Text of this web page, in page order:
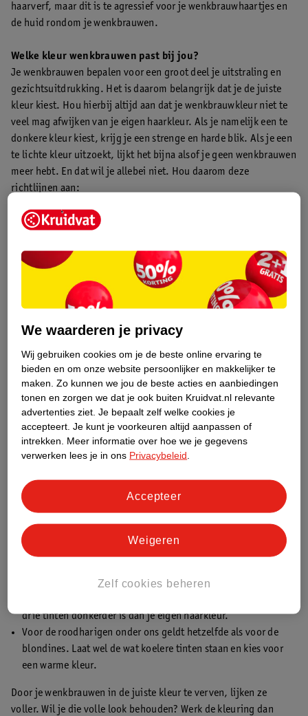
haarverf, maar dit is te agressief voor je wenkbrauwhaartjes en
de huid rondom je wenkbrauwen.
Welke kleur wenkbrauwen past bij jou?
Je wenkbrauwen bepalen voor een groot deel je uitstraling en
gezichtsuitdrukking. Het is daarom belangrijk dat je de juiste
kleur kiest. Hou hierbij altijd aan dat je wenkbrauwkleur niet te
veel mag afwijken van je eigen haarkleur. Als je namelijk een te
donkere kleur kiest, krijg je een strenge en harde blik. Als je een
te lichte kleur uitzoekt, lijkt het bijna alsof je geen wenkbrauwen
meer hebt. En dat wil je allebei niet. Hou daarom deze
richtlijnen aan:
Heb je zwart haar? Ga dan voor donkerbruine wenkbrauwen.
Dit geeft je een zachtere blik.
tint lichter of donkerder is dan je eigen haarkleur.
Voor blondines heeft het geen zin om je wenkbrauwen lichter
wenkbrauwen gezien worden. Kies daarom voor een
drie tinten donkerder is dan je eigen haarkleur.
Voor de roodharigen onder ons geldt hetzelfde als voor de
blondines. Laat wel de wat koelere tinten staan en kies voor
een warme kleur.
Door je wenkbrauwen in de juiste kleur te verven, lijken ze
voller. Wil je die volle look behouden? Werk de kleuring dan
We waarderen je privacy
Wij gebruiken cookies om je de beste online ervaring te
bieden en om onze website persoonlijker en makkelijker te
maken. Zo kunnen we jou de beste acties en aanbiedingen
tonen en zorgen we dat je ook buiten Kruidvat.nl relevante
advertenties ziet. Je bepaalt zelf welke cookies je
accepteert. Je kunt je voorkeuren altijd aanpassen of
intrekken.
Meer informatie over hoe we je gegevens
verwerken lees je in ons Privacybeleid
Zelf cookies beheren
Weigeren
Accepteer